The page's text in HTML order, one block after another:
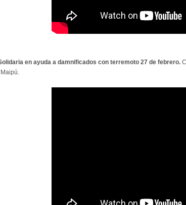
en ayuda a damnificados con terremoto 27 de febrero.